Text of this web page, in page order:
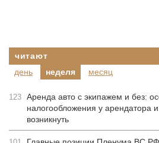
читают
день
неделя месяц
123 Аренда авто с экипажем и без:
налогообложения у арендатора
возникнуть